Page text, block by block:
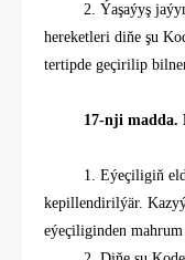
2. Ýaşaýyş
hereketleri diňe şu
tertipde geçirilip
17-nji madda.
1. Eýeçiligiň
kepillendirilýär.
eýeçiliginden